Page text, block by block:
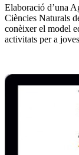
Elaboració d’una
Ciències Naturals
conèixer el model
activitats per a